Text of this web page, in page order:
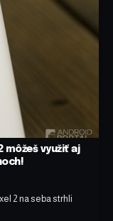
môžeš využiť aj
2 na seba strhli